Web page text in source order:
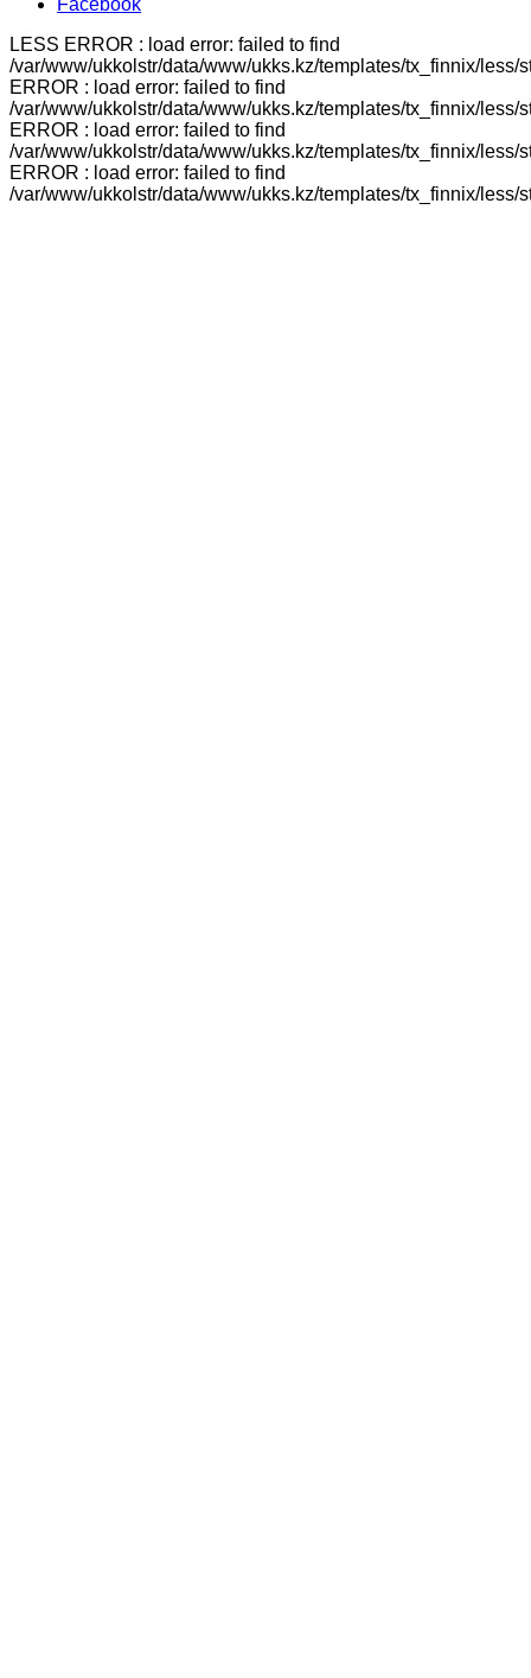
Facebook
LESS ERROR : load error: failed to find
/var/www/ukkolstr/data/www/ukks.kz/templates/tx_finnix/less/
ERROR : load error: failed to find
/var/www/ukkolstr/data/www/ukks.kz/templates/tx_finnix/less/
ERROR : load error: failed to find
/var/www/ukkolstr/data/www/ukks.kz/templates/tx_finnix/less/
ERROR : load error: failed to find
/var/www/ukkolstr/data/www/ukks.kz/templates/tx_finnix/less/